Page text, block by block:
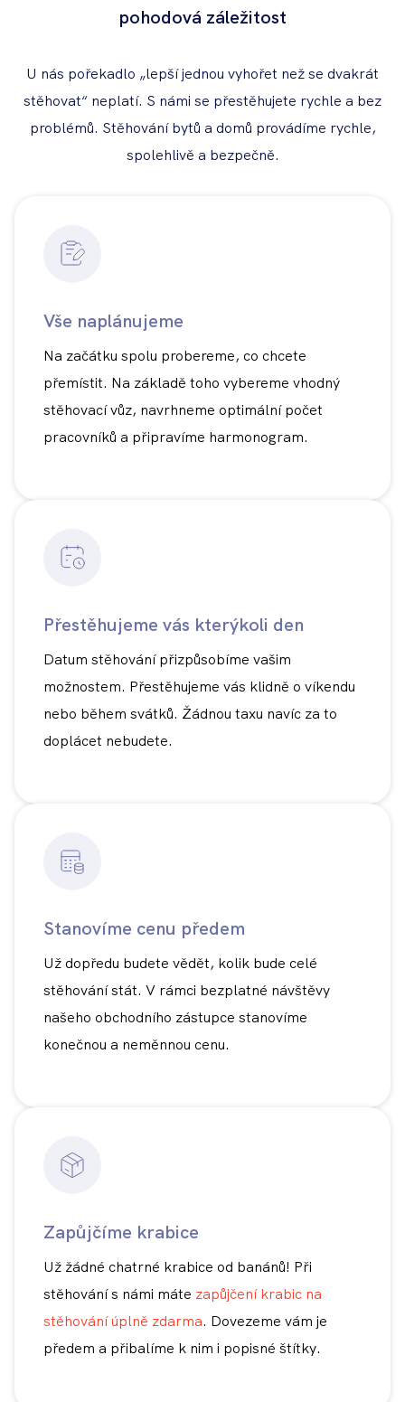
pohodová záležitost
U nás pořekadlo „lepší jednou vyhořet než se dvakrát
stěhovat“ neplatí. S námi se přestěhujete rychle a bez
problémů. Stěhování bytů a domů provádíme rychle,
spolehlivě a bezpečně.
Vše naplánujeme
Na začátku spolu probereme, co chcete
přemístit. Na základě toho vybereme vhodný
stěhovací vůz, navrhneme optimální počet
pracovníků a připravíme harmonogram.
Přestěhujeme vás kterýkoli den
Datum stěhování přizpůsobíme vašim
možnostem. Přestěhujeme vás klidně o víkendu
nebo během svátků. Žádnou taxu navíc za to
doplácet nebudete.
Stanovíme cenu předem
Už dopředu budete vědět, kolik bude celé
stěhování stát. V rámci bezplatné návštěvy
našeho obchodního zástupce stanovíme
konečnou a neměnnou cenu.
Zapůjčíme krabice
Už žádné chatrné krabice od banánů! Při
stěhování s námi máte zapůjčení krabic na
stěhování úplně zdarma. Dovezeme vám je
předem a přibalíme k nim i popisné štítky.